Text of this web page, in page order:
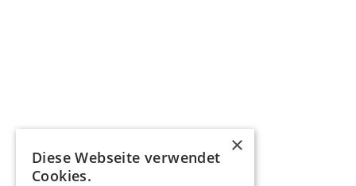
×
Diese Webseite verwendet
Cookies.